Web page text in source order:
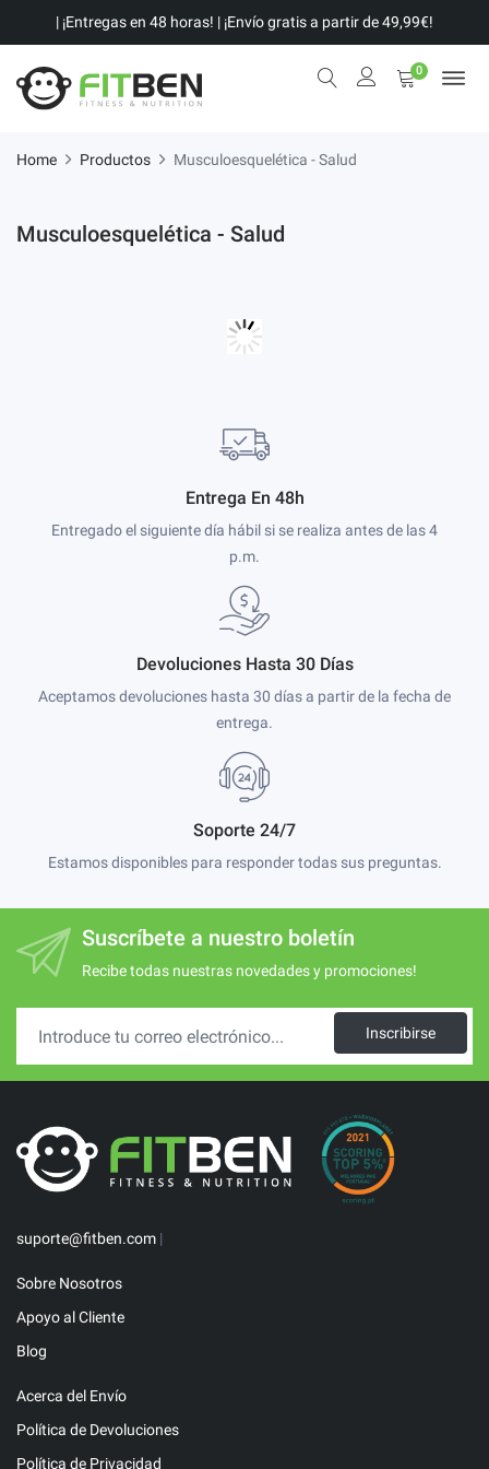
| ¡Entregas en 48 horas! | ¡Envío gratis a partir de 49,99€!
0
Home Productos Musculoesquelética - Salud
Musculoesquelética - Salud
Entrega En 48h
Entregado el siguiente día hábil si se realiza antes de las 4
p.m.
Devoluciones Hasta 30 Días
Aceptamos devoluciones hasta 30 días a partir de la fecha de
entrega.
Soporte 24/7
Estamos disponibles para responder todas sus preguntas.
Suscríbete a nuestro boletín
Recibe todas nuestras novedades y promociones!
Inscribirse
suporte@fitben.com |
Sobre Nosotros
Apoyo al Cliente
Blog
Acerca del Envío
Política de Devoluciones
Política de Privacidad